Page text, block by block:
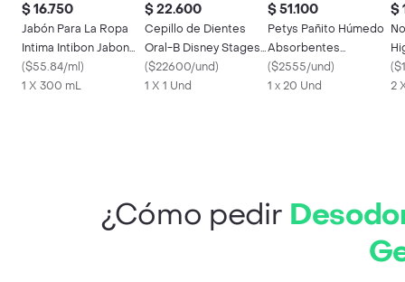
$ 16.750
Jabón Para La Ropa
Intima Intibon Jabon
Para Lavar La Ropa
Intim (300 Ml)
($55.84/ml)
1 X 300 mL
$ 22.600
Cepillo de Dientes
Oral-B Disney Stages
3+Años Spider-Man 1
Unidad
($22600/und)
1 X 1 Und
$ 51.100
Petys Pañito Húmedo
Absorbentes
Mascotas
($2555/und)
1 x 20 Und
$
(
2
¿Cómo pedir